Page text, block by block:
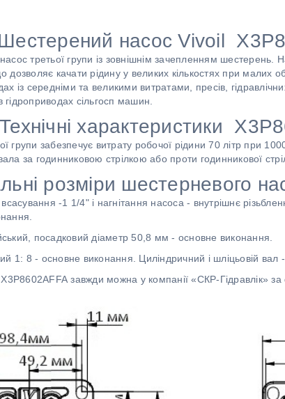
насос Vivoil
третьої групи із зовнішнім зачепленням шестерень.
качати рідину у великих кількостях при малих
із середніми та великими витратами, пресів,
сільгосп машин.
Технічні характеристики
групи забезпечує витрату робочої рідини 70 літр при
за годинниковою стрілкою або проти годинникової
розміри шестерневого
-1 1/4" і нагнітання насоса - внутрішнє
посадковий діаметр 50,8 мм - основне виконання.
1: 8 - основне виконання. Циліндричний і шліцьовій вал
завжди можна у компанії «СКР-Гідравлік» за